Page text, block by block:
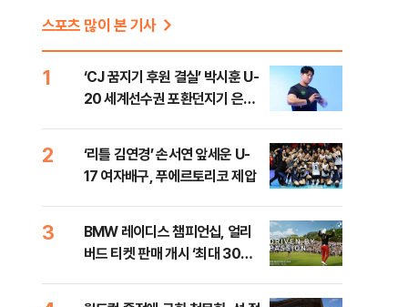
스포츠 많이 본 기사
1
‘CJ 꿈지기 후원 결실’ 박시훈 U-
20 세계선수권 포환던지기 은메
2
‘리틀 김연경’ 손서연 앞세운 U-
17 여자배구, 푸에르토리코 제압
3
BMW 레이디스 챔피언십, 얼리
버드 티켓 판매 개시 ‘최대 30%